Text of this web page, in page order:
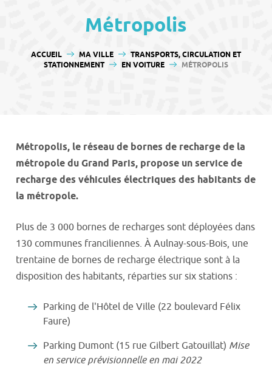
Métropolis
VOUS ÊTES ICI :
ACCUEIL MA VILLE
TRANSPORTS, CIRCULATION ET
STATIONNEMENT
EN VOITURE MÉTROPOLIS
Métropolis, le réseau de bornes de recharge de la
métropole du Grand Paris, propose un service de
recharge des véhicules électriques des habitants de
la métropole.
Plus de 3 000 bornes de recharges sont déployées dans
130 communes franciliennes. À Aulnay-sous-Bois, une
trentaine de bornes de recharge électrique sont à la
disposition des habitants, réparties sur six stations :
Parking de l'Hôtel de Ville (22 boulevard Félix
Faure)
Parking Dumont (15 rue Gilbert Gatouillat) Mise
en service prévisionnelle en mai 2022